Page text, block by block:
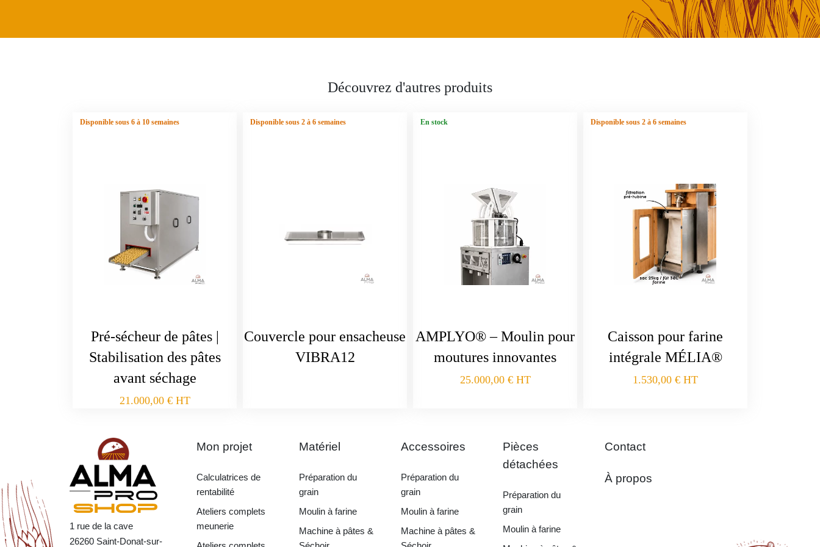
Découvrez d'autres produits
Disponible sous 6 à 10 semaines
Pré-sécheur de pâtes |
Stabilisation des pâtes
avant séchage
21.000,00 € HT
Disponible sous 2 à 6 semaines
Couvercle pour ensacheuse
VIBRA12
En stock
AMPLYO® – Moulin pour
moutures innovantes
25.000,00 € HT
Disponible sous 2 à 6 semaines
Caisson pour farine
intégrale MÉLIA®
1.530,00 € HT
1 rue de la cave
26260 Saint-Donat-sur-
Mon projet
Calculatrices de
rentabilité
Ateliers complets
meunerie
Matériel
Préparation du
grain
Moulin à farine
Machine à pâtes &
Accessoires
Préparation du
grain
Moulin à farine
Machine à pâtes &
Pièces
détachées
Préparation du
grain
Moulin à farine
Contact
À propos